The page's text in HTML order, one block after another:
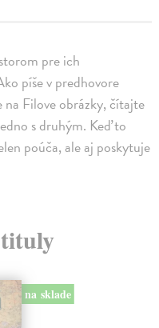
pre ich
píše v predhovore
Filove obrázky, čítajte
s druhým. Keď to
poúča, ale aj poskytuje
na sklade